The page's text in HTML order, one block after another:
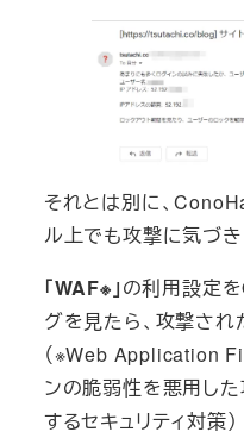
それとは別に、
ル上でも攻撃に気づき
「WAF※」の利用設定
グを見たら、攻撃され
（※Web Application
ンの脆弱性を悪用し
するセキュリティ対策）